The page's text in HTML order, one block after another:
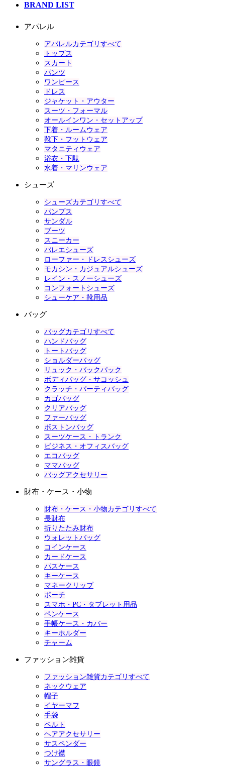
BRAND LIST
アパレル
アパレルカテゴリすべて
トップス
スカート
パンツ
ワンピース
ドレス
ジャケット・アウター
スーツ・フォーマル
オールインワン・セットアップ
下着・ルームウェア
靴下・フットウェア
マタニティウェア
浴衣・下駄
水着・マリンウェア
シューズ
シューズカテゴリすべて
パンプス
サンダル
ブーツ
スニーカー
バレエシューズ
ローファー・ドレスシューズ
モカシン・カジュアルシューズ
レイン・スノーシューズ
コンフォートシューズ
シューケア・靴用品
バッグ
バッグカテゴリすべて
ハンドバッグ
トートバッグ
ショルダーバッグ
リュック・バックパック
ボディバッグ・サコッシュ
クラッチ・パーティバッグ
カゴバッグ
クリアバッグ
ファーバッグ
ボストンバッグ
スーツケース・トランク
ビジネス・オフィスバッグ
エコバッグ
ママバッグ
バッグアクセサリー
財布・ケース・小物
財布・ケース・小物カテゴリすべて
長財布
折りたたみ財布
ウォレットバッグ
コインケース
カードケース
パスケース
キーケース
マネークリップ
ポーチ
スマホ・PC・タブレット用品
ペンケース
手帳ケース・カバー
キーホルダー
チャーム
ファッション雑貨
ファッション雑貨カテゴリすべて
ネックウェア
帽子
イヤーマフ
手袋
ベルト
ヘアアクセサリー
サスペンダー
つけ襟
サングラス・眼鏡